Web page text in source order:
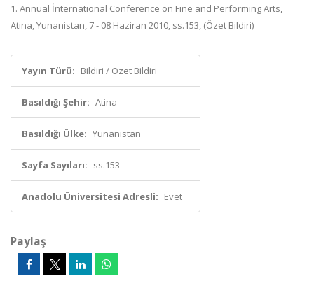
1. Annual İnternational Conference on Fine and Performing Arts,
Atina, Yunanistan, 7 - 08 Haziran 2010, ss.153, (Özet Bildiri)
Yayın Türü: Bildiri / Özet Bildiri
Basıldığı Şehir: Atina
Basıldığı Ülke: Yunanistan
Sayfa Sayıları: ss.153
Anadolu Üniversitesi Adresli: Evet
Paylaş